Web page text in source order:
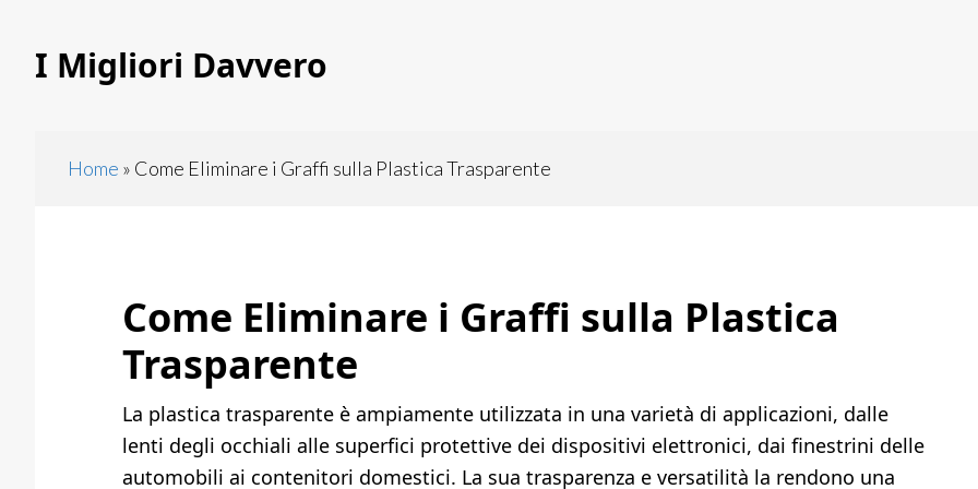
main
primaryI Migliori Davvero
Home » Come Eliminare i Graffi sulla Plastica Trasparente
Come Eliminare i Graffi sulla Plastica
Trasparente
La plastica trasparente è ampiamente utilizzata in una varietà di applicazioni, dalle
lenti degli occhiali alle superfici protettive dei dispositivi elettronici, dai finestrini delle
automobili ai contenitori domestici. La sua trasparenza e versatilità la rendono una